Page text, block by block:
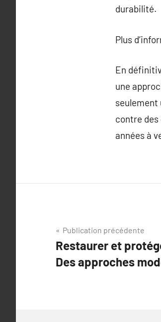
durabilité.
Plus
En
une
contre
années à
Navigation
de
l’article
Publication précédente
Restaurer et
Des approches